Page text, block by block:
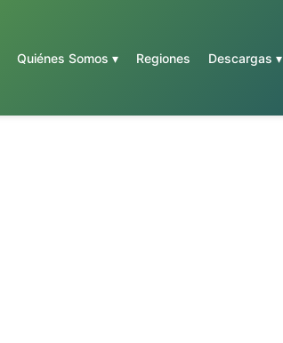
Quiénes Somos ▾ Regiones Descargas ▾